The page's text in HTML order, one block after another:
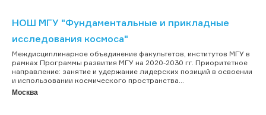
НОШ МГУ "Фундаментальные и прикладные
исследования космоса"
Междисциплинарное объединение факультетов, институтов МГУ в
рамках Программы развития МГУ на 2020-2030 гг. Приоритетное
направление: занятие и удержание лидерских позиций в освоении
и использовании космического пространства...
Москва